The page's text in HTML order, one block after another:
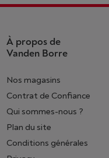
À propos de
Vanden Borre
Nos magasins
Contrat de Confiance
Qui sommes-nous ?
Plan du site
Conditions générales